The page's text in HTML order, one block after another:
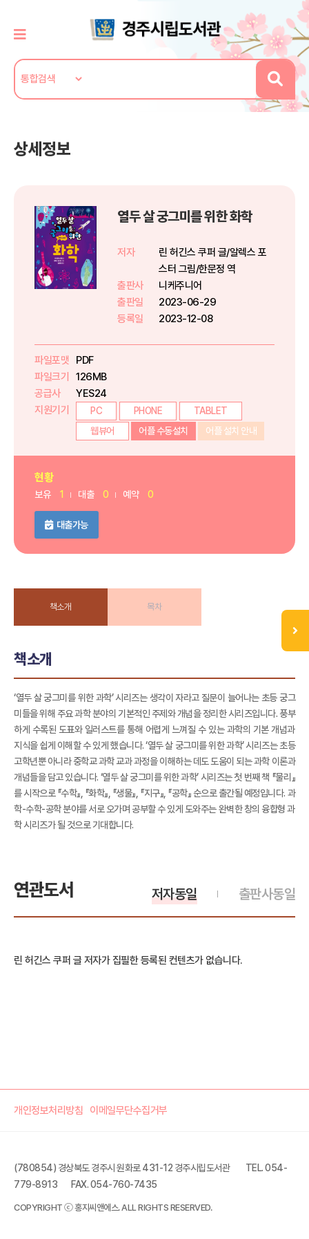
상세정보
열두 살 궁그미를 위한 화학
저자
린 허긴스 쿠퍼 글/알렉스 포
스터 그림/한문정 역
출판사
니케주니어
출판일
2023-06-29
등록일
2023-12-08
파일포맷
PDF
파일크기
126MB
공급사
YES24
지원기기
PC PHONE
TABLET
웹뷰어
어플 수동설치 어플 설치 안내
현황
보유 1 대출 0 예약 0
대출가능
책소개 목차
책소개
‘열두 살 궁그미를 위한 과학’ 시리즈는 생각이 자라고 질문이 늘어나는 초등 궁그
미들을 위해 주요 과학 분야의 기본적인 주제와 개념을 정리한 시리즈입니다. 풍부
하게 수록된 도표와 일러스트를 통해 어렵게 느껴질 수 있는 과학의 기본 개념과
지식을 쉽게 이해할 수 있게 했습니다. ‘열두 살 궁그미를 위한 과학’ 시리즈는 초등
고학년뿐 아니라 중학교 과학 교과 과정을 이해하는 데도 도움이 되는 과학 이론과
개념들을 담고 있습니다. ‘열두 살 궁그미를 위한 과학’ 시리즈는 첫 번째 책 『물리』
를 시작으로 『수학』, 『화학』, 『생물』, 『지구』, 『공학』 순으로 출간될 예정입니다. 과
학-수학-공학 분야를 서로 오가며 공부할 수 있게 도와주는 완벽한 창의 융합형 과
학 시리즈가 될 것으로 기대합니다.
연관도서 출판사동일
저자동일
린 허긴스 쿠퍼 글 저자가 집필한 등록된 컨텐츠가 없습니다.
개인정보처리방침 이메일무단수집거부
(780854) 경상북도 경주시 원화로 431-12 경주시립도서관
TEL. 054-
779-8913
FAX. 054-760-7435
COPYRIGHT ⓒ 홍지씨앤에스. ALL RIGHTS RESERVED.